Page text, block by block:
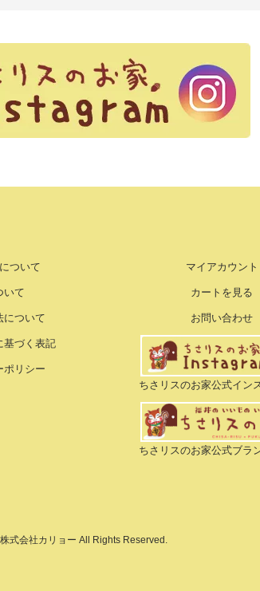
ついて
いて
について
基づく表記
ポリシー
マイアカウント
カートを見る
お問い合わせ
ちさリスのお家公式イン
ちさリスのお家公式ブラ
式会社カリョー All Rights Reserved.